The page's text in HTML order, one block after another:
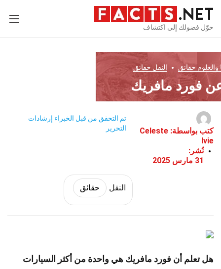
حوّل فضولك إلى اكتشاف
والعلوم حقائق النقل حقائق
كتب بواسطة: Celeste
Ivie
نُشر:
31 مارس 2025
تم التحقق من قبل الخبراء إرشادات
التحرير
النقل حقائق
هل تعلم أن فورد مافريك هي واحدة من أكثر السيارات